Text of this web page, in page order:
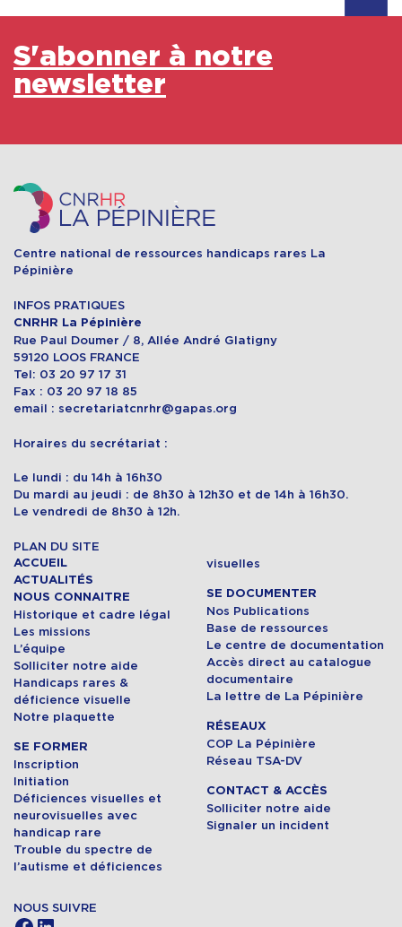
S'abonner à notre
newsletter
Centre national de ressources handicaps rares La
Pépinière
INFOS PRATIQUES
CNRHR La Pépinière
Rue Paul Doumer / 8, Allée André Glatigny
59120 LOOS FRANCE
Tel: 03 20 97 17 31
Fax : 03 20 97 18 85
email : secretariatcnrhr@gapas.org
Horaires du secrétariat :
Le lundi : du 14h à 16h30
Du mardi au jeudi : de 8h30 à 12h30 et de 14h à 16h30.
Le vendredi de 8h30 à 12h.
PLAN DU SITE
ACCUEIL
ACTUALITÉS
NOUS CONNAITRE
Historique et cadre légal
Les missions
L’équipe
Solliciter notre aide
Handicaps rares &
déficience visuelle
Notre plaquette
SE FORMER
Inscription
Initiation
Déficiences visuelles et
neurovisuelles avec
handicap rare
Trouble du spectre de
l’autisme et déficiences
visuelles
SE DOCUMENTER
Nos Publications
Base de ressources
Le centre de documentation
Accès direct au catalogue
documentaire
La lettre de La Pépinière
RÉSEAUX
COP La Pépinière
Réseau TSA-DV
CONTACT & ACCÈS
Solliciter notre aide
Signaler un incident
NOUS SUIVRE